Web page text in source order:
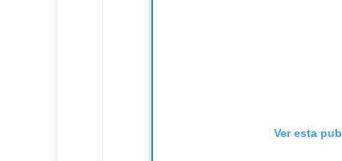
Ver esta